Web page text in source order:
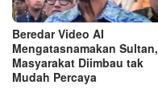
Beredar Video AI
Mengatasnamakan Sultan,
Masyarakat Diimbau tak
Mudah Percaya